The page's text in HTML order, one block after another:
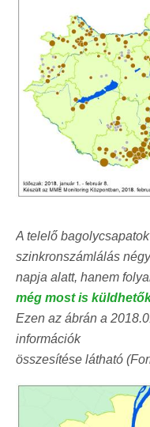
A telelő
szinkronszámlálás négy
napja alatt, hanem
még most is
Ezen az ábrán a
információk
összesítése látható